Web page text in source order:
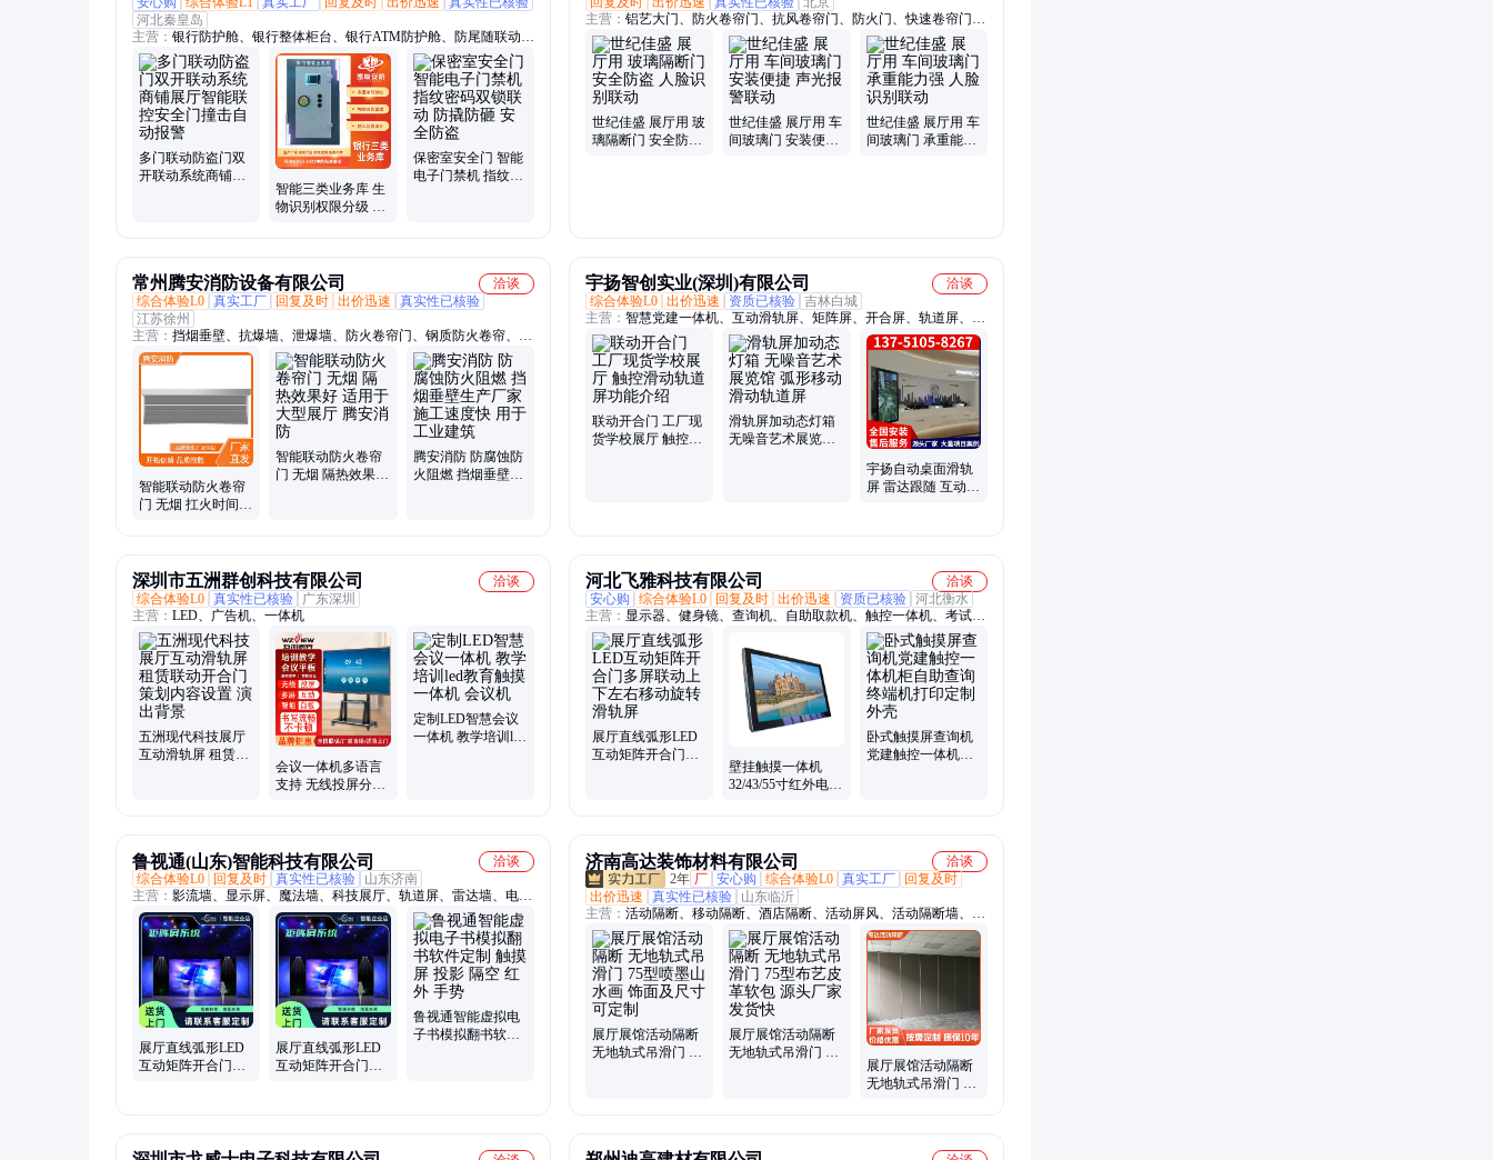
河北秦皇岛
主营： 银行防护舱、银行整体柜台、银行ATM防护舱、防尾随联动互
锁门、双锁防盗门、铝合金防盗卷帘门、保密室甲级防盗门、银行4
级防盗门、试剂间防盗门、4级钢制防盗门、白色平板防盗门、A级
金库门、加钞间防尾随互锁门、乙级卷帘门、电控防盗门、设备间甲
级防盗门、档案室防盗门、防尾随AB互锁门、镀锌钢板防盗门、
ATM机防护机罩、银行室外营业厅、银行现金区柜台、医院服务前
台、银行现金柜台、三类业务库
多门联动防盗门双
开联动系统商铺展
智能三类业务库 生
物识别权限分级 24
保密室安全门 智能
电子门禁机 指纹密
主营： 铝艺大门、防火卷帘门、抗风卷帘门、防火门、快速卷帘门、
车库门、铝艺围栏
世纪佳盛 展厅用 玻
璃隔断门 安全防盗
世纪佳盛 展厅用 车
间玻璃门 安装便捷
世纪佳盛 展厅用 车
间玻璃门 承重能力
常州腾安消防设备有限公司
洽谈
综合体验L0 真实工厂 回复及时 出价迅速
真实性已核验
江苏徐州
主营： 挡烟垂壁、抗爆墙、泄爆墙、防火卷帘门、钢质防火卷帘、活
动式柔性挡烟垂壁、固定式挡烟垂壁、泄爆墙板、防爆墙
智能联动防火卷帘
门 无烟 扛火时间长
智能联动防火卷帘
门 无烟 隔热效果好
腾安消防 防腐蚀防
火阻燃 挡烟垂壁生
宇扬智创实业(深圳)有限公司
洽谈
综合体验L0 出价迅速 资质已核验 吉林白城
主营： 智慧党建一体机、互动滑轨屏、矩阵屏、开合屏、轨道屏、滑
轨屏解决方案、触摸一体机
联动开合门 工厂现
货学校展厅 触控滑
滑轨屏加动态灯箱
无噪音艺术展览馆
宇扬自动桌面滑轨
屏 雷达跟随 互动滑
深圳市五洲群创科技有限公司
洽谈
综合体验L0 真实性已核验
广东深圳
主营： LED、广告机、一体机
五洲现代科技展厅
互动滑轨屏 租赁联
会议一体机多语言
支持 无线投屏分期
定制LED智慧会议
一体机 教学培训led
河北飞雅科技有限公司
洽谈
安心购
综合体验L0 回复及时 出价迅速 资质已核验 河北衡水
主营： 显示器、健身镜、查询机、自助取款机、触控一体机、考试一
体机、多点触摸桌、自助终端机、电子翻书机、触摸水晶讲台、全息
投影展柜、智能触摸茶几、借阅管理系统、电视宣传广告屏、无线同
屏一体机、自助打印一体机、电子签名拍照机、智能一体机广告
展厅直线弧形LED
互动矩阵开合门多
壁挂触摸一体机
32/43/55寸红外电容
卧式触摸屏查询机
党建触控一体机柜
鲁视通(山东)智能科技有限公司
洽谈
综合体验L0
回复及时 真实性已核验
山东济南
主营： 影流墙、显示屏、魔法墙、科技展厅、轨道屏、雷达墙、电子
签名、照片合成、展示软件、互动软件、信息检测、空中翻书、投影
翻书、数字手环、信息采集、播控软件、拍照答题、中控系统、创意
滑轨屏、互动照片墙、触摸屏软件、一体机软件、弧形滑轨屏、定制
拼接屏、组合滑轨屏
展厅直线弧形LED
互动矩阵开合门多
展厅直线弧形LED
互动矩阵开合门多
鲁视通智能虚拟电
子书模拟翻书软件
济南高达装饰材料有限公司
洽谈
2年 厂 安心购 综合体验L0 真实工厂
回复及时
出价迅速
真实性已核验
山东临沂
主营： 活动隔断、移动隔断、酒店隔断、活动屏风、活动隔断墙、移
动隔断墙、活动隔断屏风、移动隔断屏风、酒店活动隔断、活动折叠
隔断、酒店屏风隔断
展厅展馆活动隔断
无地轨式吊滑门 75
展厅展馆活动隔断
无地轨式吊滑门 75
展厅展馆活动隔断
无地轨式吊滑门 75